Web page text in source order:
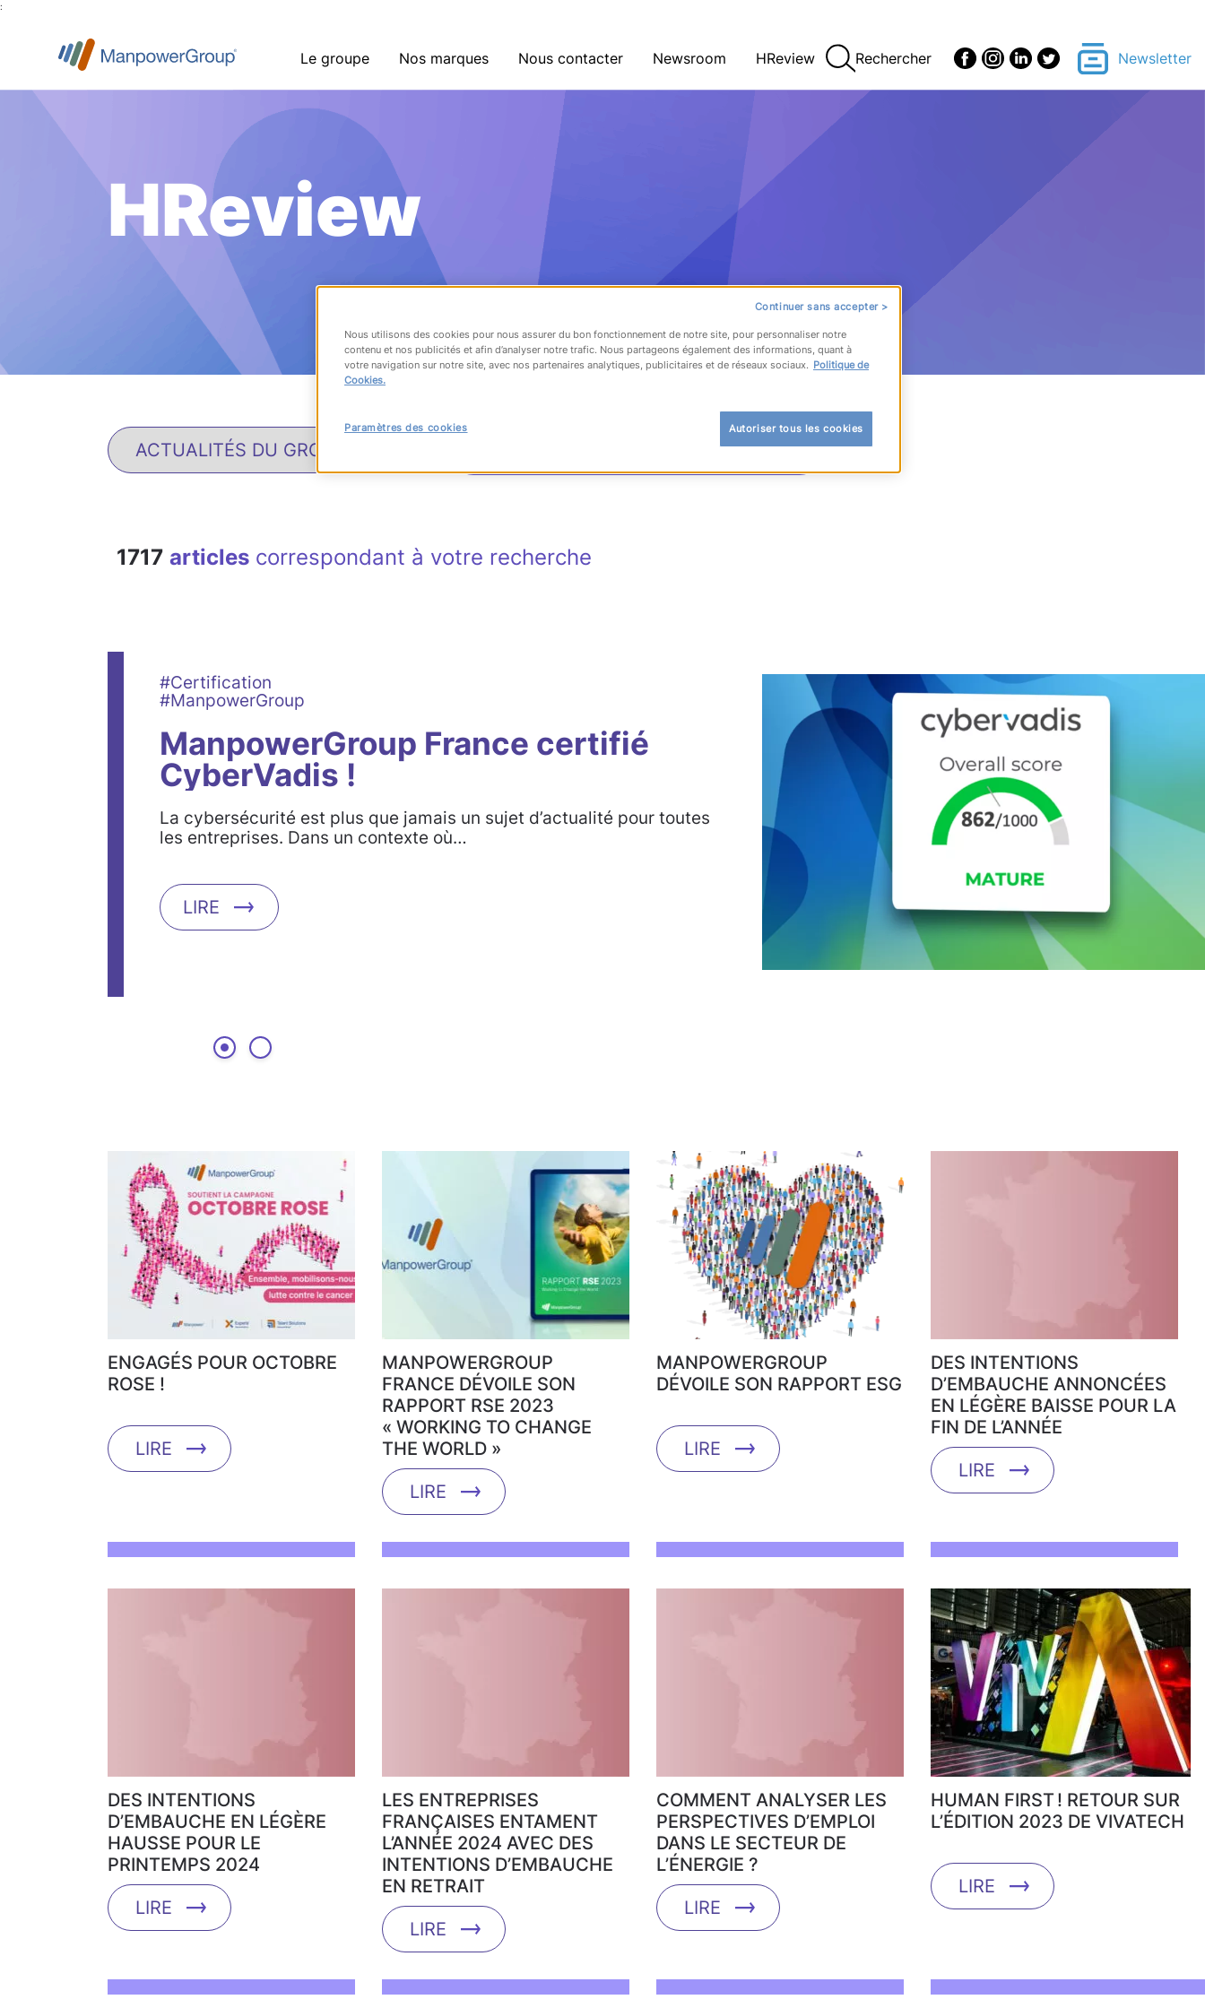
:
Le groupe Nos marques Nous contacter Newsroom HReview Rechercher Newsletter
HReview
1717 articles correspondant à votre recherche
#Certification
#ManpowerGroup
ManpowerGroup France certifié
CyberVadis !
La cybersécurité est plus que jamais un sujet d’actualité pour toutes
les entreprises. Dans un contexte où…
LIRE
ENGAGÉS POUR OCTOBRE
ROSE !
LIRE
MANPOWERGROUP
FRANCE DÉVOILE SON
RAPPORT RSE 2023
« WORKING TO CHANGE
THE WORLD »
LIRE
MANPOWERGROUP
DÉVOILE SON RAPPORT ESG
LIRE
DES INTENTIONS
D’EMBAUCHE ANNONCÉES
EN LÉGÈRE BAISSE POUR LA
FIN DE L’ANNÉE
LIRE
DES INTENTIONS
D’EMBAUCHE EN LÉGÈRE
HAUSSE POUR LE
PRINTEMPS 2024
LIRE
LES ENTREPRISES
FRANÇAISES ENTAMENT
L’ANNÉE 2024 AVEC DES
INTENTIONS D’EMBAUCHE
EN RETRAIT
LIRE
COMMENT ANALYSER LES
PERSPECTIVES D’EMPLOI
DANS LE SECTEUR DE
L’ÉNERGIE ?
LIRE
HUMAN FIRST ! RETOUR SUR
L’ÉDITION 2023 DE VIVATECH
LIRE
Continuer sans accepter >
Nous utilisons des cookies pour nous assurer du bon fonctionnement de notre site, pour personnaliser notre
contenu et nos publicités et afin d’analyser notre trafic. Nous partageons également des informations, quant à
votre navigation sur notre site, avec nos partenaires analytiques, publicitaires et de réseaux sociaux. Politique de
Cookies.
Autoriser tous les cookies
Paramètres des cookies